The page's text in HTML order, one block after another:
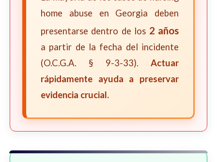
home abuse en Georgia deben
presentarse dentro de los 2 años
a partir de la fecha del incidente
(O.C.G.A. § 9-3-33). Actuar
rápidamente ayuda a preservar
evidencia crucial.